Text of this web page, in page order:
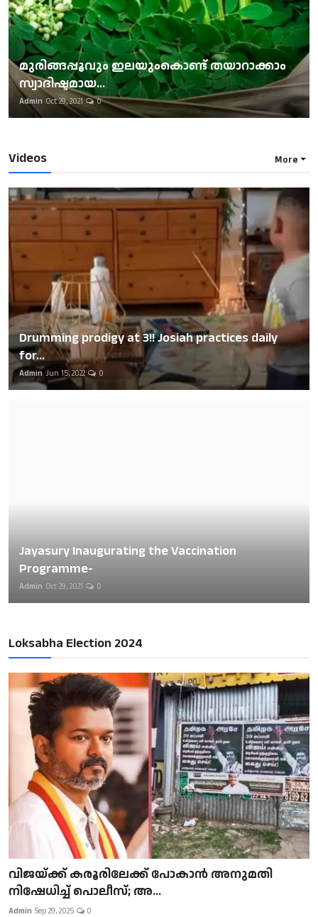
മുരിങ്ങപ്പൂവും ഇലയുംകൊണ്ട് തയാറാക്കാം
സ്വാദിഷ്ടമായ...
Admin Oct 29, 2021 0
Videos More
Drumming prodigy at 3!! Josiah practices daily
for...
Admin Jun 15, 2022 0
Jayasury Inaugurating the Vaccination
Programme-
Admin Oct 29, 2021 0
Loksabha Election 2024
വിജയ്ക്ക് കരൂരിലേക്ക് പോകാൻ അനുമതി
നിഷേധിച്ച് പൊലീസ്; അ...
Admin Sep 29, 2025 0